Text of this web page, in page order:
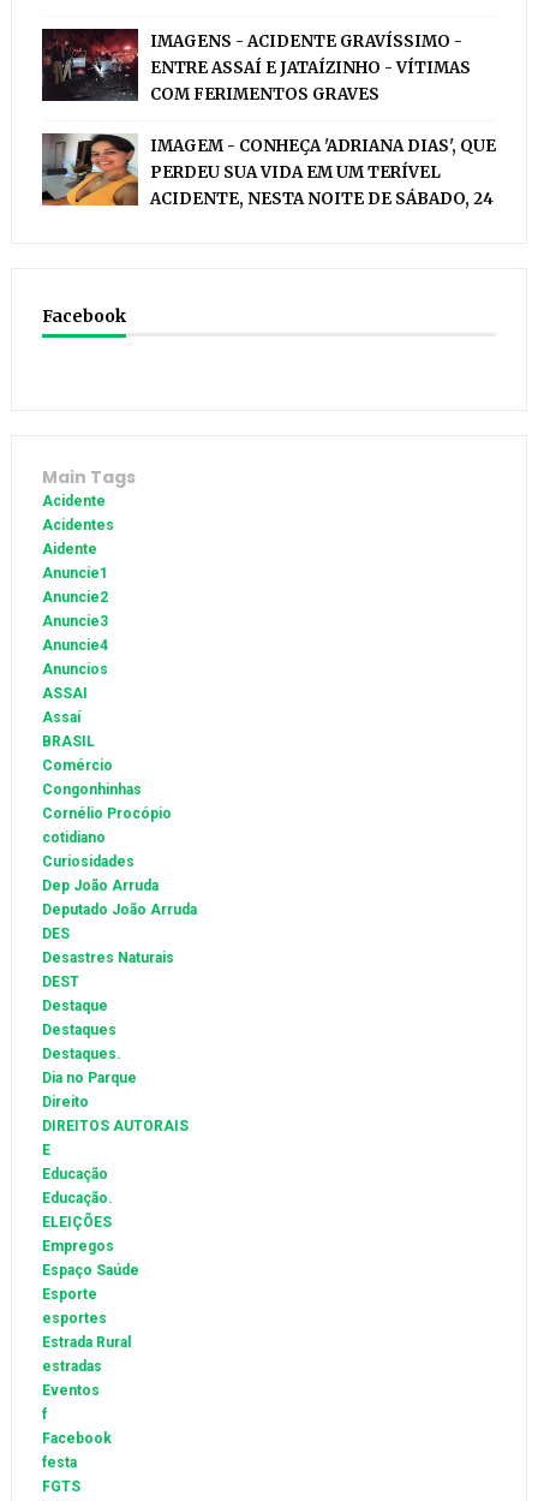
IMAGENS - ACIDENTE GRAVÍSSIMO -
ENTRE ASSAÍ E JATAÍZINHO - VÍTIMAS
COM FERIMENTOS GRAVES
IMAGEM - CONHEÇA 'ADRIANA DIAS', QUE
PERDEU SUA VIDA EM UM TERÍVEL
ACIDENTE, NESTA NOITE DE SÁBADO, 24
Facebook
Main Tags
Acidente
Acidentes
Aidente
Anuncie1
Anuncie2
Anuncie3
Anuncie4
Anuncios
ASSAI
Assaí
BRASIL
Comércio
Congonhinhas
Cornélio Procópio
cotidiano
Curiosidades
Dep João Arruda
Deputado João Arruda
DES
Desastres Naturais
DEST
Destaque
Destaques
Destaques.
Dia no Parque
Direito
DIREITOS AUTORAIS
E
Educação
Educação.
ELEIÇÕES
Empregos
Espaço Saúde
Esporte
esportes
Estrada Rural
estradas
Eventos
f
Facebook
festa
FGTS